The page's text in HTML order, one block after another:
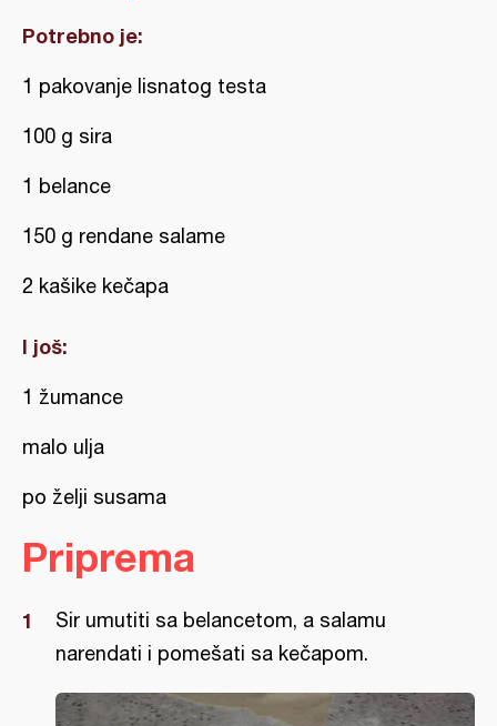
Potrebno je:
1 pakovanje lisnatog testa
100 g sira
1 belance
150 g rendane salame
2 kašike kečapa
I još:
1 žumance
malo ulja
po želji susama
Priprema
Sir umutiti sa belancetom, a salamu
narendati i pomešati sa kečapom.